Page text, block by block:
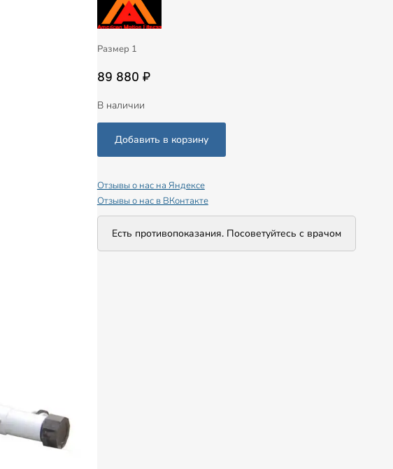
Размер 1
89 880 ₽
В наличии
Отзывы о нас на Яндексе
Отзывы о нас в ВКонтакте
Есть противопоказания. Посоветуйтесь с врачом